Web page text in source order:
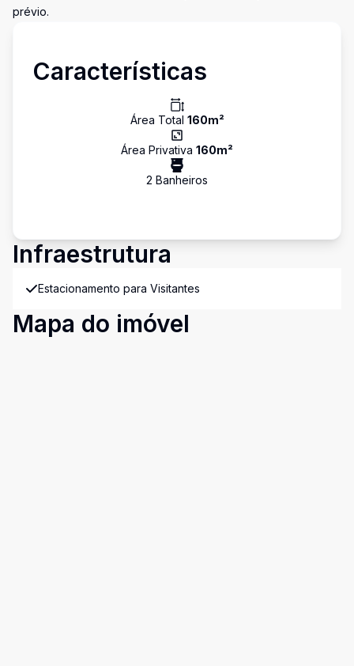
prévio.
Características
Área Total 160m²
Área Privativa 160m²
2 Banheiros
Infraestrutura
Estacionamento para Visitantes
Mapa do imóvel